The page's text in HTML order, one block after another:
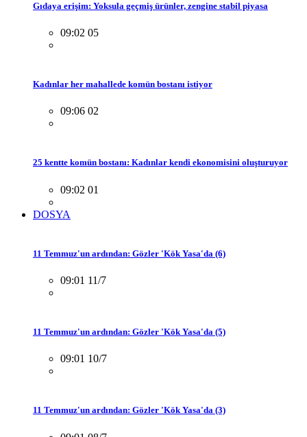
Gıdaya erişim: Yoksula geçmiş ürünler, zengine stabil piyasa
09:02 05
Kadınlar her mahallede komün bostanı istiyor
09:06 02
25 kentte komün bostanı: Kadınlar kendi ekonomisini oluşturuyor
09:02 01
DOSYA
11 Temmuz'un ardından: Gözler 'Kök Yasa'da (6)
09:01 11/7
11 Temmuz'un ardından: Gözler 'Kök Yasa'da (5)
09:01 10/7
11 Temmuz'un ardından: Gözler 'Kök Yasa'da (3)